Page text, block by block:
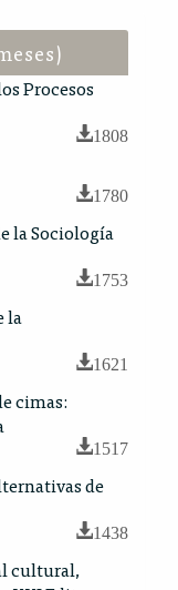
Procesos
1808
1780
la Sociología
1753
la
1621
cimas:
1517
de
1438
cultural,